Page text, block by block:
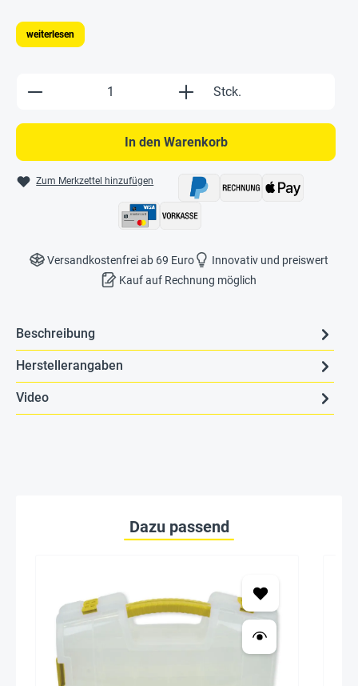
weiterlesen
Produkt Anzahl: Gib den gewünschten
Stck.
In den Warenkorb
Zum Merkzettel hinzufügen
Versandkostenfrei ab 69 Euro
Innovativ und preiswert
Kauf auf Rechnung möglich
Beschreibung
Herstellerangaben
Video
Dazu passend